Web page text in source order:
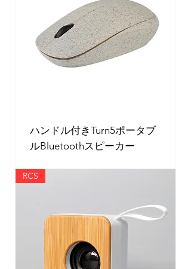
ハンドル付きTurn5ポータブ
ルBluetoothスピーカー
RCS